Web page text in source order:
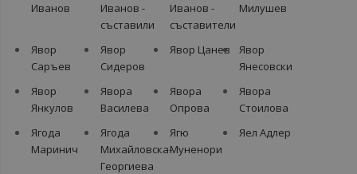
Иванов
Иванов -
съставили
Иванов -
съставители
Милушев
Явор
Саръев
Явор
Сидеров
Явор Цанев
Явор
Янесовски
Явор
Янкулов
Явора
Василева
Явора
Опрова
Явора
Стоилова
Ягода
Маринич
Ягода
Михайловска-
Георгиева
Ягю
Муненори
Яел Адлер